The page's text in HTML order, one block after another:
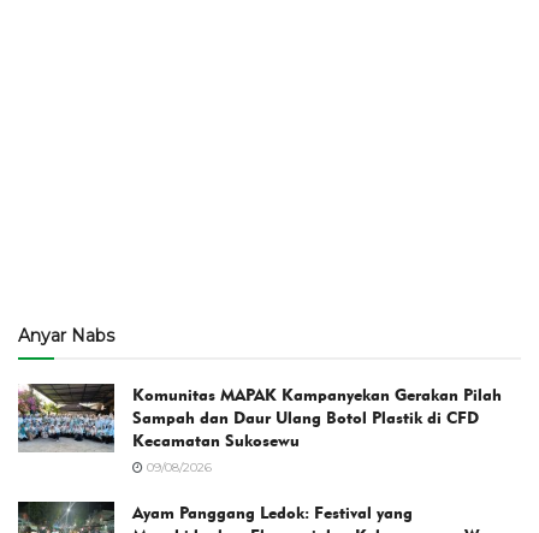
Anyar Nabs
Komunitas MAPAK Kampanyekan Gerakan Pilah
Sampah dan Daur Ulang Botol Plastik di CFD
Kecamatan Sukosewu
09/08/2026
Ayam Panggang Ledok: Festival yang